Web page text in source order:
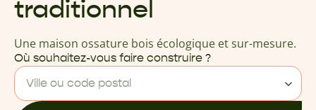
Nos offres
Prendre RDV
traditionnel
Une maison ossature bois écologique et sur-mesure.
Où souhaitez-vous faire construire ?
Ville ou code postal